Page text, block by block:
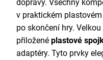
dopravy. Všechny
v praktickém
po skončení hry.
přiložené plastové
adaptéry. Tyto prvky